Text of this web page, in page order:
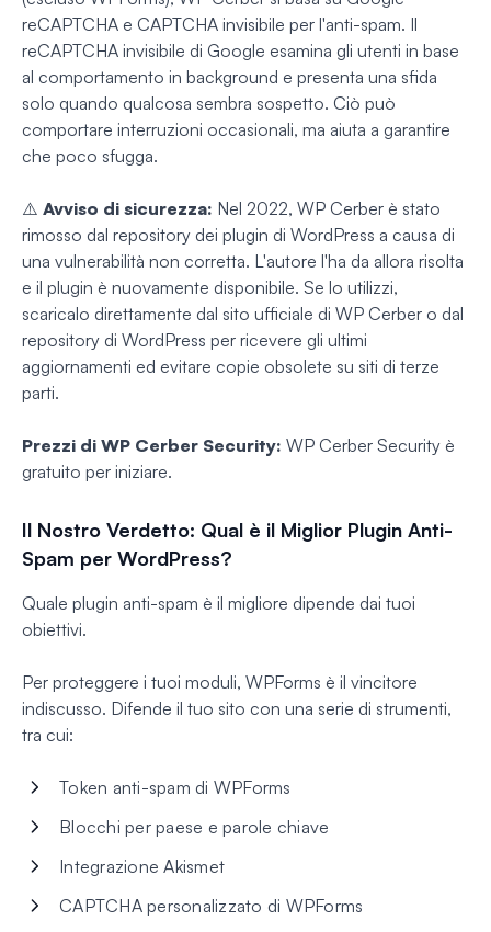
reCAPTCHA e CAPTCHA invisibile per l'anti-spam. Il
reCAPTCHA invisibile di Google esamina gli utenti in base
al comportamento in background e presenta una sfida
solo quando qualcosa sembra sospetto. Ciò può
comportare interruzioni occasionali, ma aiuta a garantire
che poco sfugga.
⚠️ Avviso di sicurezza: Nel 2022, WP Cerber è stato
rimosso dal repository dei plugin di WordPress a causa di
una vulnerabilità non corretta. L'autore l'ha da allora risolta
e il plugin è nuovamente disponibile. Se lo utilizzi,
scaricalo direttamente dal sito ufficiale di WP Cerber o dal
repository di WordPress per ricevere gli ultimi
aggiornamenti ed evitare copie obsolete su siti di terze
parti.
Prezzi di WP Cerber Security: WP Cerber Security è
gratuito per iniziare.
Il Nostro Verdetto: Qual è il Miglior Plugin Anti-
Spam per WordPress?
Quale plugin anti-spam è il migliore dipende dai tuoi
obiettivi.
Per proteggere i tuoi moduli, WPForms è il vincitore
indiscusso. Difende il tuo sito con una serie di strumenti,
tra cui:
Token anti-spam di WPForms
Blocchi per paese e parole chiave
Integrazione Akismet
CAPTCHA personalizzato di WPForms